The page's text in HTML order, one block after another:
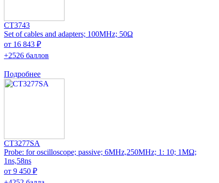
CT3743
Set of cables and adapters; 100MHz; 50Ω
от 16 843 ₽
+2526 баллов
Подробнее
CT3277SA
Probe: for oscilloscope; passive; 6MHz,250MHz; 1: 10; 1MΩ;
1ns,58ns
от 9 450 ₽